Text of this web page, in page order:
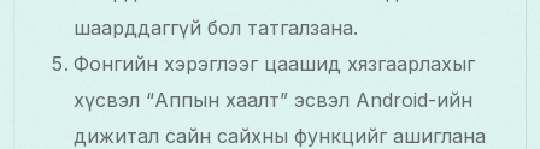
шаарддаггүй бол татгалзана.
Фонгийн хэрэглээг цаашид хязгаарлахыг
хүсвэл “Аппын хаалт” эсвэл Android-ийн
дижитал сайн сайхны функцийг ашиглана